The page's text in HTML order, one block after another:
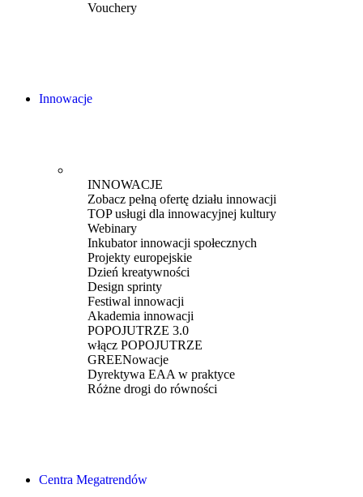
Vouchery
Innowacje
INNOWACJE
Zobacz pełną ofertę działu innowacji
TOP usługi dla innowacyjnej kultury
Webinary
Inkubator innowacji społecznych
Projekty europejskie
Dzień kreatywności
Design sprinty
Festiwal innowacji
Akademia innowacji
POPOJUTRZE 3.0
włącz POPOJUTRZE
GREENowacje
Dyrektywa EAA w praktyce
Różne drogi do równości
Centra Megatrendów